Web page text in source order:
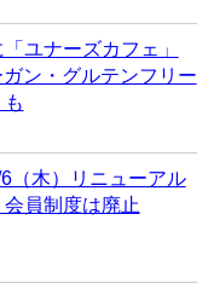
ユナーズカフェ」
ン・グルテンフリー
（木）リニューアル
員制度は廃止